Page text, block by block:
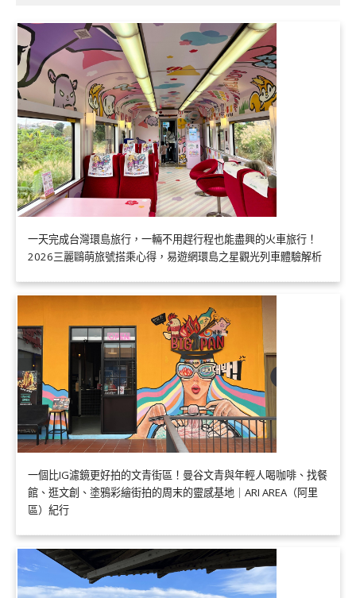
一天完成台灣環島旅行，一輛不用趕行程也能盡興的火車旅行！
2026三麗鷗萌旅號搭乘心得，易遊網環島之星觀光列車體驗解析
一個比IG濾鏡更好拍的文青街區！曼谷文青與年輕人喝咖啡、找餐
館、逛文創、塗鴉彩繪街拍的周末的靈感基地｜ARI AREA（阿里
區）紀行